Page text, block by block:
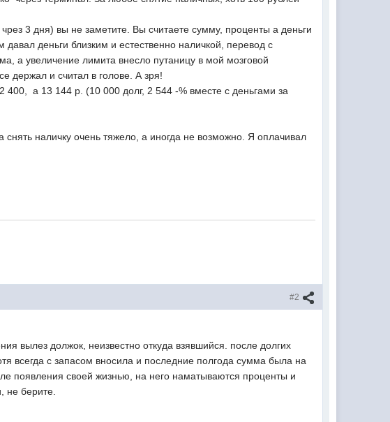
3 дня) вы не заметите. Вы считаете сумму, проценты а деньги
давал деньги близким и естественно наличкой, перевод с
а увеличение лимита внесло путаницу в мой мозговой
держал и считал в голове. А зря!
а 13 144 р. (10 000 долг, 2 544 -% вместе с деньгами за
снять наличку очень тяжело, а иногда не возможно. Я оплачивал
#2
вылез должок, неизвестно откуда взявшийся. после долгих
всегда с запасом вносила и последние полгода сумма была на
появления своей жизнью, на него наматываются проценты и
не берите.